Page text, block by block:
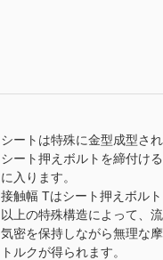
シートは特殊に金型成型さ
シート押えボルトを締付け
に入ります。
接触幅 Tはシート押えボル
以上の特殊構造によって、
気密を保持しながら無理な
トルクが得られます。